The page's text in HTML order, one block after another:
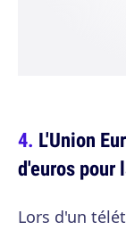
L'Union
d'euros pour
Lors d'un